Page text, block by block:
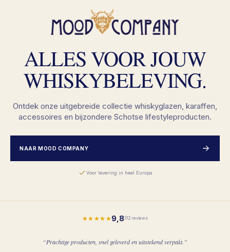
ALLES VOOR JOUW
WHISKYBELEVING.
Ontdek onze uitgebreide collectie whiskyglazen, karaffen,
accessoires en bijzondere Schotse lifestyleproducten.
NAAR MOOD COMPANY
Voor levering in heel Europa
★★★★★9,8312 reviews
“Prachtige producten, snel geleverd en uitstekend verpakt.”